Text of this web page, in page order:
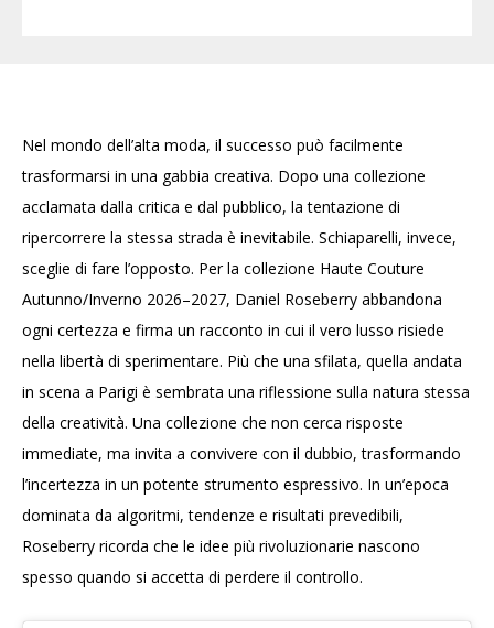
Nel mondo dell’alta moda, il successo può facilmente
trasformarsi in una gabbia creativa. Dopo una collezione
acclamata dalla critica e dal pubblico, la tentazione di
ripercorrere la stessa strada è inevitabile. Schiaparelli, invece,
sceglie di fare l’opposto. Per la collezione Haute Couture
Autunno/Inverno 2026–2027, Daniel Roseberry abbandona
ogni certezza e firma un racconto in cui il vero lusso risiede
nella libertà di sperimentare. Più che una sfilata, quella andata
in scena a Parigi è sembrata una riflessione sulla natura stessa
della creatività. Una collezione che non cerca risposte
immediate, ma invita a convivere con il dubbio, trasformando
l’incertezza in un potente strumento espressivo. In un’epoca
dominata da algoritmi, tendenze e risultati prevedibili,
Roseberry ricorda che le idee più rivoluzionarie nascono
spesso quando si accetta di perdere il controllo.